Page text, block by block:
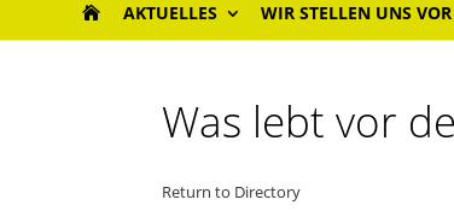
AKTUELLES WIR STELLEN UNS VOR
Was lebt vor
Return to Directory